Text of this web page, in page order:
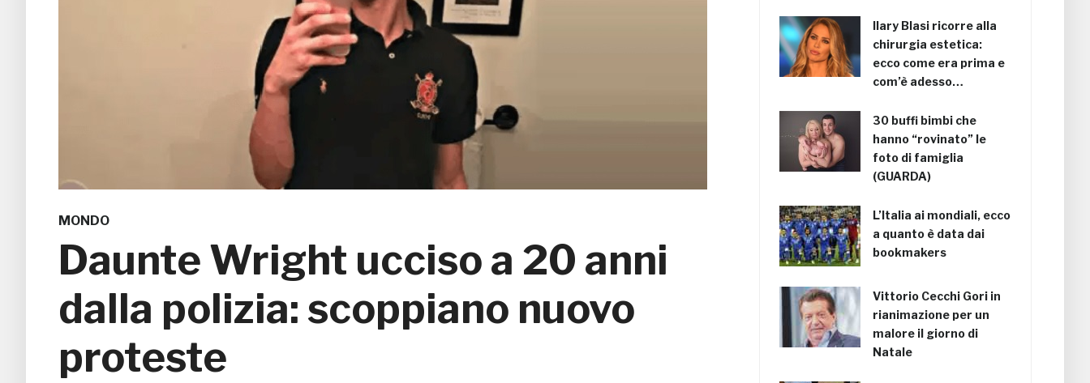
MONDO
Daunte Wright ucciso a 20 anni
dalla polizia: scoppiano nuovo
proteste
Ilary Blasi ricorre alla
chirurgia estetica:
ecco come era prima e
com’è adesso…
30 buffi bimbi che
hanno “rovinato” le
foto di famiglia
(GUARDA)
L’Italia ai mondiali, ecco
a quanto è data dai
bookmakers
Vittorio Cecchi Gori in
rianimazione per un
malore il giorno di
Natale